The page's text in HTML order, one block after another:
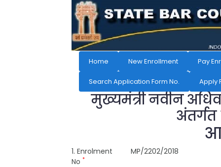
Home New Enrollment Pay
Search Application Form No. Apply
मुख्यमंत्री नवीन
अंतर्गत
1. Enrolment
No *
MP/2202/2018